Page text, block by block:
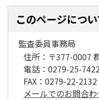
このページにつ
監査委員事務局
住所： 〒377-0007
電話： 0279-25-
FAX： 0279-22-2132
メールでのお問合